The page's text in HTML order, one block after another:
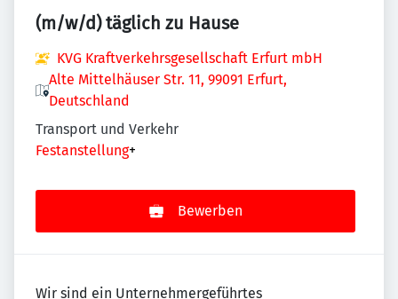
(m/w/d) täglich zu Hause
KVG Kraftverkehrsgesellschaft Erfurt mbH
Alte Mittelhäuser Str. 11, 99091 Erfurt,
Deutschland
Transport und Verkehr
Festanstellung+
Bewerben
Wir sind ein Unternehmergeführtes